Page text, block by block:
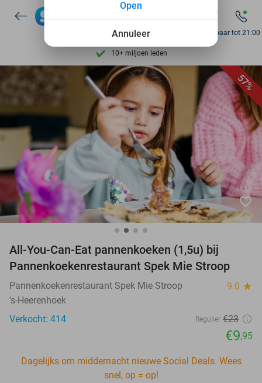
Ontdek 15.000+ deals
7 dagen per week beschikbaar
10+ miljoen leden
9,4 op basis van 206.330 reviews
Ontdek 15.000+ deals
7 dagen per week beschikbaar
10+ miljoen leden
Bereikbaar tot 21:00
57%
favorite_border
All-You-Can-Eat pannenkoeken (1,5u) bij
Pannenkoekenrestaurant Spek Mie Stroop
Pannenkoekenrestaurant Spek Mie Stroop 9.0 star
's-Heerenhoek
Verkocht: 414
Regulier €23
€9,95
Dagelijks om middernacht nieuwe Social Deals. Wees
snel, op = op!
Annuleer
Open